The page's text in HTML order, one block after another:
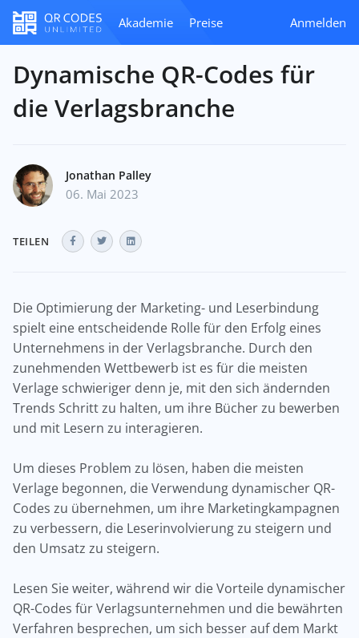
Akademie Preise Anmelden
Dynamische QR-Codes für
die Verlagsbranche
Jonathan Palley
06. Mai 2023
TEILEN
Die Optimierung der Marketing- und Leserbindung
spielt eine entscheidende Rolle für den Erfolg eines
Unternehmens in der Verlagsbranche. Durch den
zunehmenden Wettbewerb ist es für die meisten
Verlage schwieriger denn je, mit den sich ändernden
Trends Schritt zu halten, um ihre Bücher zu bewerben
und mit Lesern zu interagieren.
Um dieses Problem zu lösen, haben die meisten
Verlage begonnen, die Verwendung dynamischer QR-
Codes zu übernehmen, um ihre Marketingkampagnen
zu verbessern, die Leserinvolvierung zu steigern und
den Umsatz zu steigern.
Lesen Sie weiter, während wir die Vorteile dynamischer
QR-Codes für Verlagsunternehmen und die bewährten
Verfahren besprechen, um sich besser auf dem Markt